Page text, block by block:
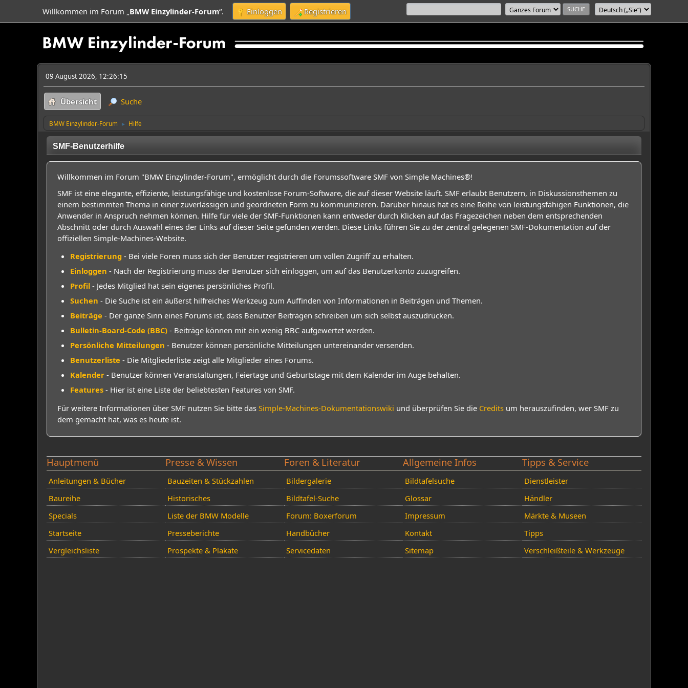
Willkommen im Forum „BMW Einzylinder-Forum“. Einloggen Registrieren
09 August 2026, 12:26:15
Übersicht Suche
BMW Einzylinder-Forum ► Hilfe
SMF-Benutzerhilfe
Willkommen im Forum "BMW Einzylinder-Forum", ermöglicht durch die Forumssoftware SMF von Simple Machines®!
SMF ist eine elegante, effiziente, leistungsfähige und kostenlose Forum-Software, die auf dieser Website läuft. SMF erlaubt Benutzern, in Diskussionsthemen zu
einem bestimmten Thema in einer zuverlässigen und geordneten Form zu kommunizieren. Darüber hinaus hat es eine Reihe von leistungsfähigen Funktionen, die
Anwender in Anspruch nehmen können. Hilfe für viele der SMF-Funktionen kann entweder durch Klicken auf das Fragezeichen neben dem entsprechenden
Abschnitt oder durch Auswahl eines der Links auf dieser Seite gefunden werden. Diese Links führen Sie zu der zentral gelegenen SMF-Dokumentation auf der
offiziellen Simple-Machines-Website.
Registrierung - Bei viele Foren muss sich der Benutzer registrieren um vollen Zugriff zu erhalten.
Einloggen - Nach der Registrierung muss der Benutzer sich einloggen, um auf das Benutzerkonto zuzugreifen.
Profil - Jedes Mitglied hat sein eigenes persönliches Profil.
Suchen - Die Suche ist ein äußerst hilfreiches Werkzeug zum Auffinden von Informationen in Beiträgen und Themen.
Beiträge - Der ganze Sinn eines Forums ist, dass Benutzer Beiträgen schreiben um sich selbst auszudrücken.
Bulletin-Board-Code (BBC) - Beiträge können mit ein wenig BBC aufgewertet werden.
Persönliche Mitteilungen - Benutzer können persönliche Mitteilungen untereinander versenden.
Benutzerliste - Die Mitgliederliste zeigt alle Mitglieder eines Forums.
Kalender - Benutzer können Veranstaltungen, Feiertage und Geburtstage mit dem Kalender im Auge behalten.
Features - Hier ist eine Liste der beliebtesten Features von SMF.
Für weitere Informationen über SMF nutzen Sie bitte das Simple-Machines-Dokumentationswiki und überprüfen Sie die Credits um herauszufinden, wer SMF zu
dem gemacht hat, was es heute ist.
Hauptmenü
Anleitungen & Bücher
Baureihe
Specials
Startseite
Vergleichsliste
Presse & Wissen
Bauzeiten & Stückzahlen
Historisches
Liste der BMW Modelle
Presseberichte
Prospekte & Plakate
Foren & Literatur
Bildergalerie
Bildtafel-Suche
Forum: Boxerforum
Handbücher
Servicedaten
Allgemeine Infos
Bildtafelsuche
Glossar
Impressum
Kontakt
Sitemap
Tipps & Service
Dienstleister
Händler
Märkte & Museen
Tipps
Verschleißteile & Werkzeuge